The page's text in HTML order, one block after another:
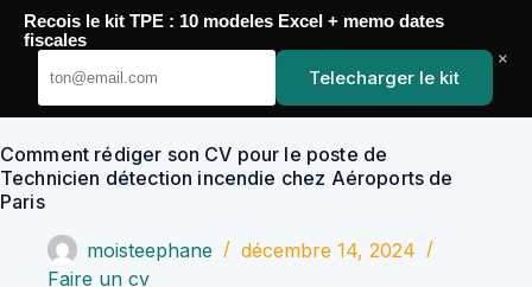
Passer
contenu
YoupiJobs
Comment rédiger son CV pour le poste de
Technicien détection incendie chez Aéroports de
Paris
moisteephane
décembre 14, 2024
Faire un cv
Recois le kit TPE : 10 modeles Excel + memo dates
fiscales
Telecharger le kit
×